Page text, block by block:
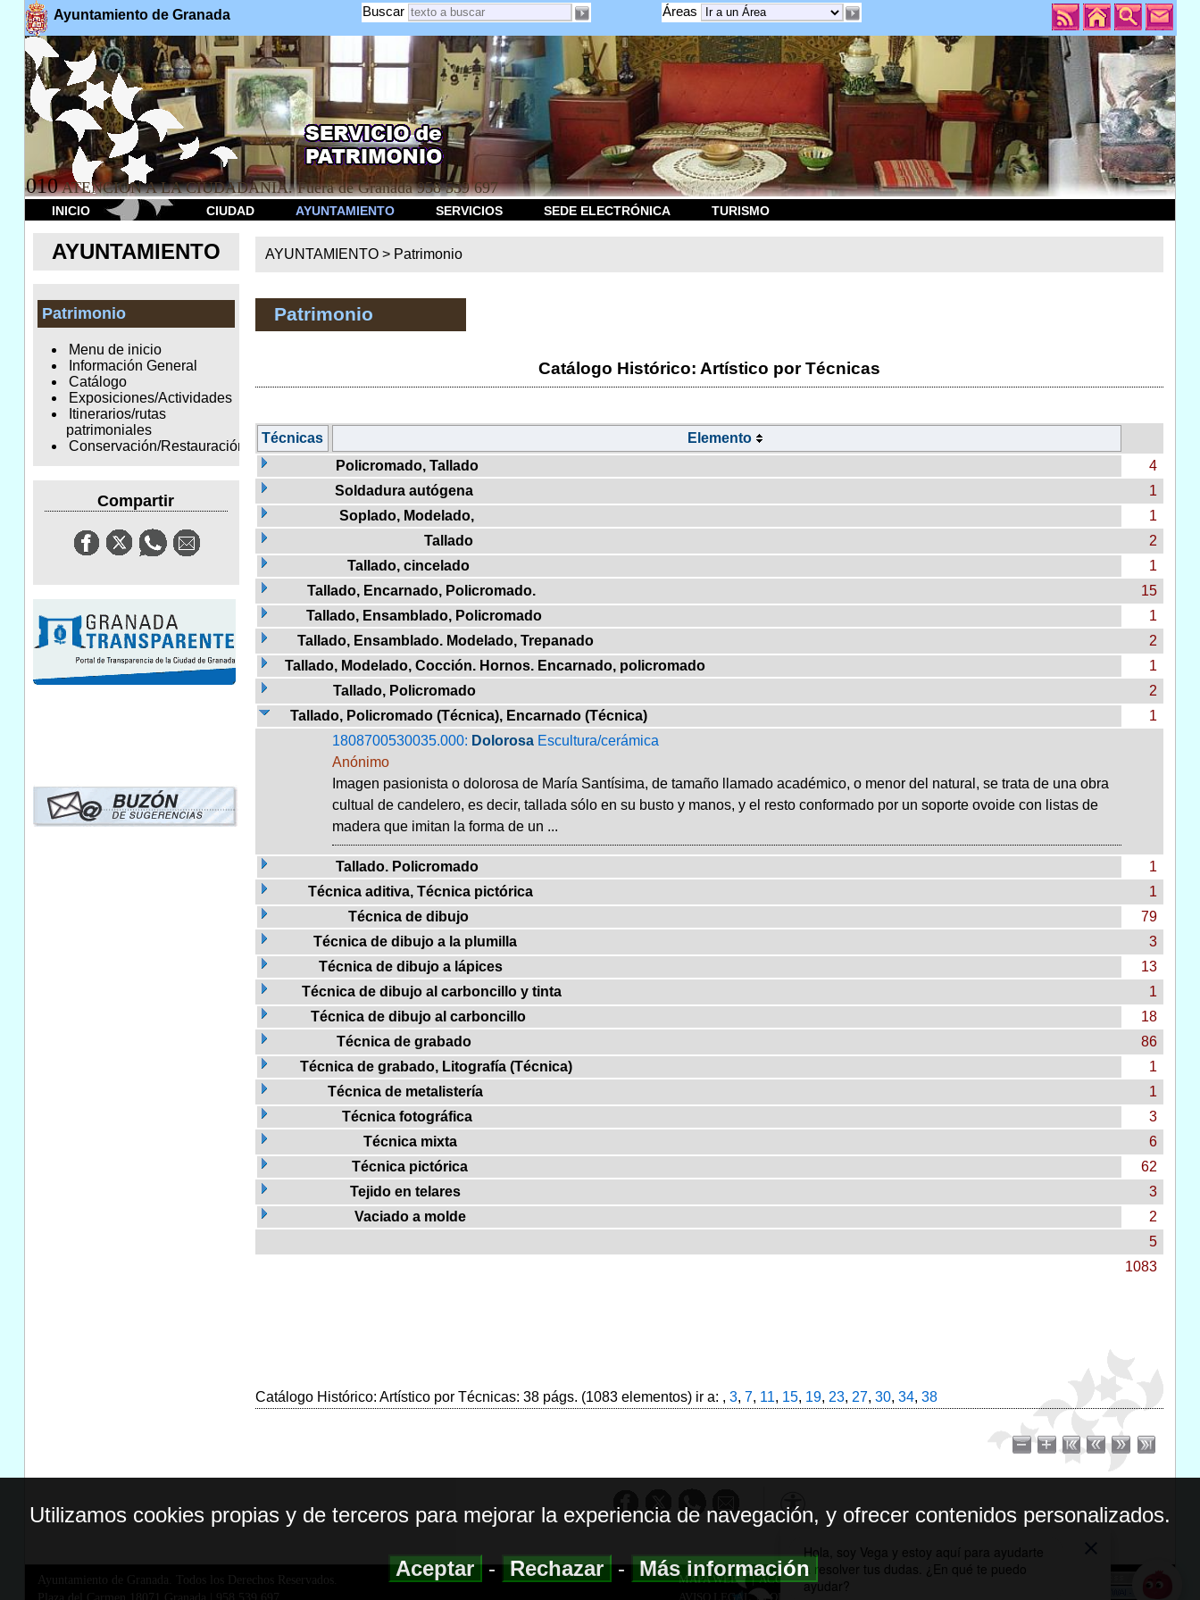
Ayuntamiento de Granada Áreas
Buscar
010 ATENCION A LA CIUDADANÍA. Fuera de Granada 958 539 697
INICIO CIUDAD AYUNTAMIENTO SERVICIOS SEDE ELECTRÓNICA TURISMO
AYUNTAMIENTO
Patrimonio
Menu de inicio
Información General
Catálogo
Exposiciones/Actividades
Itinerarios/rutas
patrimoniales
Conservación/Restauración
Compartir
AYUNTAMIENTO > Patrimonio
Patrimonio
Catálogo Histórico: Artístico por Técnicas
Técnicas
Elemento
Policromado, Tallado
4
Soldadura autógena
1
Soplado, Modelado,
1
Tallado
2
Tallado, cincelado
1
Tallado, Encarnado, Policromado.
15
Tallado, Ensamblado, Policromado
1
Tallado, Ensamblado. Modelado, Trepanado
2
Tallado, Modelado, Cocción. Hornos. Encarnado, policromado
1
Tallado, Policromado
2
Tallado, Policromado (Técnica), Encarnado (Técnica)
1
1808700530035.000: Dolorosa Escultura/cerámica
Anónimo
Imagen pasionista o dolorosa de María Santísima, de tamaño llamado académico, o menor del natural, se trata de una obra
cultual de candelero, es decir, tallada sólo en su busto y manos, y el resto conformado por un soporte ovoide con listas de
madera que imitan la forma de un ...
Tallado. Policromado
1
Técnica aditiva, Técnica pictórica
1
Técnica de dibujo
79
Técnica de dibujo a la plumilla
3
Técnica de dibujo a lápices
13
Técnica de dibujo al carboncillo y tinta
1
Técnica de dibujo al carboncillo
18
Técnica de grabado
86
Técnica de grabado, Litografía (Técnica)
1
Técnica de metalistería
1
Técnica fotográfica
3
Técnica mixta
6
Técnica pictórica
62
Tejido en telares
3
Vaciado a molde
2
5
1083
Catálogo Histórico: Artístico por Técnicas: 38 págs. (1083 elementos) ir a: , 3, 7, 11, 15, 19, 23, 27, 30, 34, 38
Ayuntamiento de Granada. Todos los Derechos Reservados.
MAPA WEB|ACCESIBILIDAD
AVISO LEGAL| POLITICA DE PRIVACIDAD
Utilizamos cookies propias y de terceros para mejorar la experiencia de navegación, y ofrecer contenidos personalizados.
Aceptar-Rechazar-Más información